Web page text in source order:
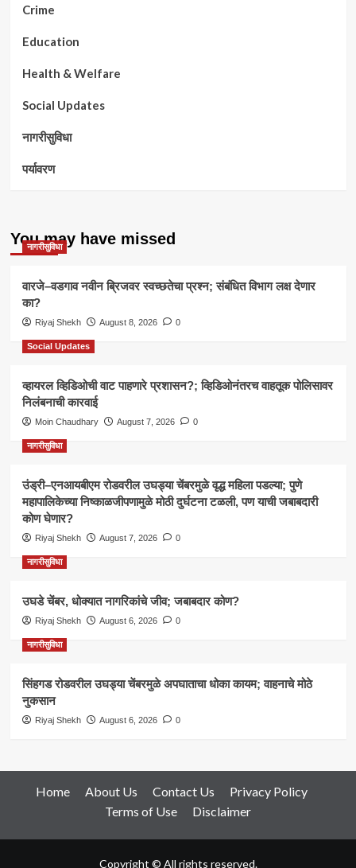
Crime
Education
Health & Welfare
Social Updates
नागरीसुविधा
पर्यावरण
You may have missed
नागरीसुविधा
वारजे–वडगाव नवीन ब्रिजवर स्वच्छतेचा प्रश्न; संबंधित विभाग लक्ष देणार
का?
Riyaj Shekh August 8, 2026 0
Social Updates
व्हायरल व्हिडिओची वाट पाहणारे प्रशासन?; व्हिडिओनंतरच वाहतूक पोलिसावर
निलंबनाची कारवाई
Moin Chaudhary August 7, 2026 0
नागरीसुविधा
उंड्री–एनआयबीएम रोडवरील उघड्या चेंबरमुळे वृद्ध महिला पडल्या; पुणे
महापालिकेच्या निष्काळजीपणामुळे मोठी दुर्घटना टळली, पण याची जबाबदारी
कोण घेणार?
Riyaj Shekh August 7, 2026 0
नागरीसुविधा
उघडे चेंबर, धोक्यात नागरिकांचे जीव; जबाबदार कोण?
Riyaj Shekh August 6, 2026 0
नागरीसुविधा
सिंहगड रोडवरील उघड्या चेंबरमुळे अपघाताचा धोका कायम; वाहनाचे मोठे
नुकसान
Riyaj Shekh August 6, 2026 0
Home About Us Contact Us
Privacy Policy
Terms of Use
Disclaimer